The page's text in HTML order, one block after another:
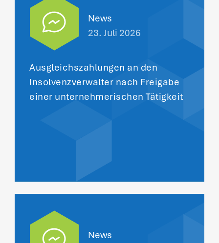
News
23. Juli 2026
Ausgleichszahlungen an den
Insolvenzverwalter nach Freigabe
einer unternehmerischen Tätigkeit
News